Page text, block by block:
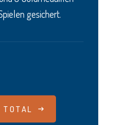
gesichert.
TOTAL